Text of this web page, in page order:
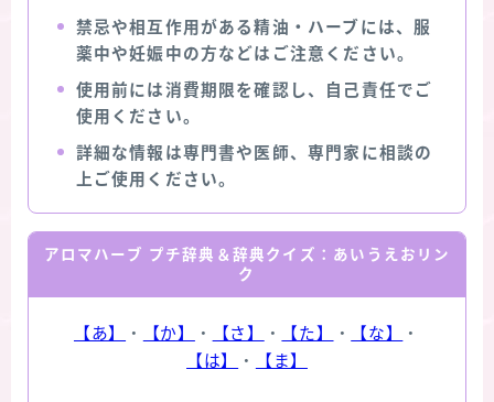
禁忌や相互作用がある精油・ハーブには、服
薬中や妊娠中の方などはご注意ください。
使用前には消費期限を確認し、自己責任でご
使用ください。
詳細な情報は専門書や医師、専門家に相談の
上ご使用ください。
アロマハーブ プチ辞典＆辞典クイズ：あいうえおリン
ク
【あ】 ・ 【か】 ・ 【さ】 ・ 【た】 ・ 【な】
・
【は】
・ 【ま】